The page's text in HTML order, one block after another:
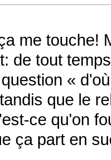
me touche!
de tout
«
que le
ce qu'on
ça part en